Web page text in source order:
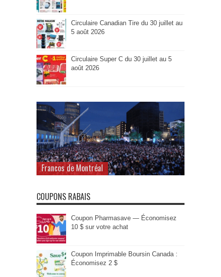
Circulaire Canadian Tire du 30 juillet au
5 août 2026
Circulaire Super C du 30 juillet au 5
août 2026
Francos de Montréal
COUPONS RABAIS
Coupon Pharmasave — Économisez
10 $ sur votre achat
Coupon Imprimable Boursin Canada :
Économisez 2 $